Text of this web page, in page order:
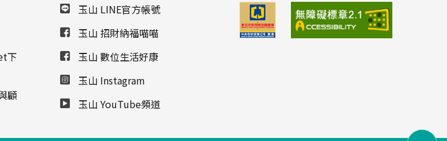
出台灣最佳永續公民。天下雜誌
控以展現安居樂業發揮影響力，
國內危老建築重建評估近200
重要安居能量；疫情以來協助超
企業取得紓困資金及舊貸寬緩，
核心解決社會議題，成為民眾得
靠山。 玉山銀行董事長黃男州表
擘劃永續發展藍圖，以2050年淨
標，致力實踐玉山永續文化，朝
至偏鄉，讓毒品不再對學子帶來危害，教育局
啟用「反毒教育行動車」，就是宣誓將投注更
多人力與資源至偏鄉地區，同時透過車上各式
創新反毒教材，融入校園反毒預防宣導、關懷
下
顧
玉山 LINE官方帳號
玉山 招財納福喵喵
玉山 數位生活好康
玉山 Instagram
玉山 YouTube頻道